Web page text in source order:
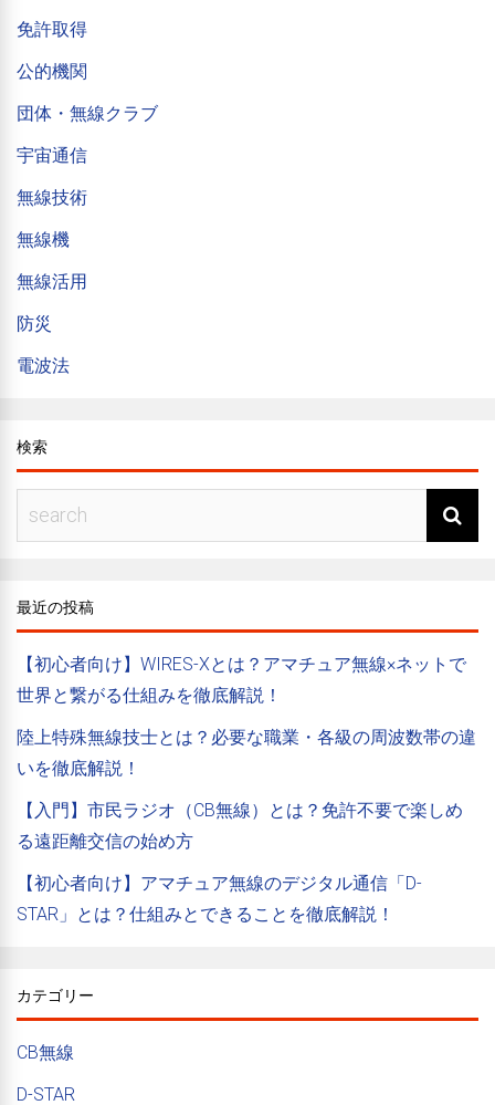
免許取得
公的機関
団体・無線クラブ
宇宙通信
無線技術
無線機
無線活用
防災
電波法
検索
最近の投稿
【初心者向け】WIRES-Xとは？アマチュア無線×ネットで
世界と繋がる仕組みを徹底解説！
陸上特殊無線技士とは？必要な職業・各級の周波数帯の違
いを徹底解説！
【入門】市民ラジオ（CB無線）とは？免許不要で楽しめ
る遠距離交信の始め方
【初心者向け】アマチュア無線のデジタル通信「D-
STAR」とは？仕組みとできることを徹底解説！
カテゴリー
CB無線
D-STAR